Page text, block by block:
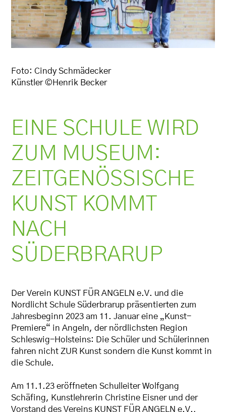
Foto: Cindy Schmädecker
Künstler ©️Henrik Becker
EINE SCHULE WIRD
ZUM MUSEUM:
ZEITGENÖSSISCHE
KUNST KOMMT
NACH
SÜDERBRARUP
Der Verein KUNST FÜR ANGELN e.V. und die
Nordlicht Schule Süderbrarup präsentierten zum
Jahresbeginn 2023 am 11. Januar eine „Kunst-
Premiere“ in Angeln, der nördlichsten Region
Schleswig-Holsteins: Die Schüler und Schülerinnen
fahren nicht ZUR Kunst sondern die Kunst kommt in
die Schule.
Am 11.1.23 eröffneten Schulleiter Wolfgang
Schäfing, Kunstlehrerin Christine Eisner und der
Vorstand des Vereins KUNST FÜR ANGELN e.V.,